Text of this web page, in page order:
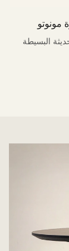
البسيطة